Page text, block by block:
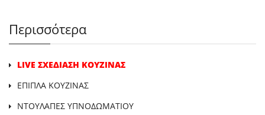
Περισσότερα
LIVE ΣΧΕΔΙΑΣΗ ΚΟΥΖΙΝΑΣ
ΕΠΙΠΛΑ ΚΟΥΖΙΝΑΣ
ΝΤΟΥΛΑΠΕΣ ΥΠΝΟΔΩΜΑΤΙΟΥ